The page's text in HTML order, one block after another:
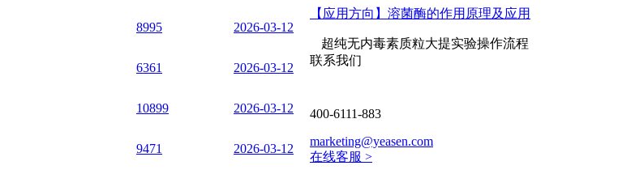
8995 2026-03-12
6361 2026-03-12
10899 2026-03-12
9471 2026-03-12
【应用方向】 溶菌酶的作用原理及应用
超纯无内毒素质粒大提实验操作流程
联系我们
400-6111-883
marketing@yeasen.com
在线客服 >